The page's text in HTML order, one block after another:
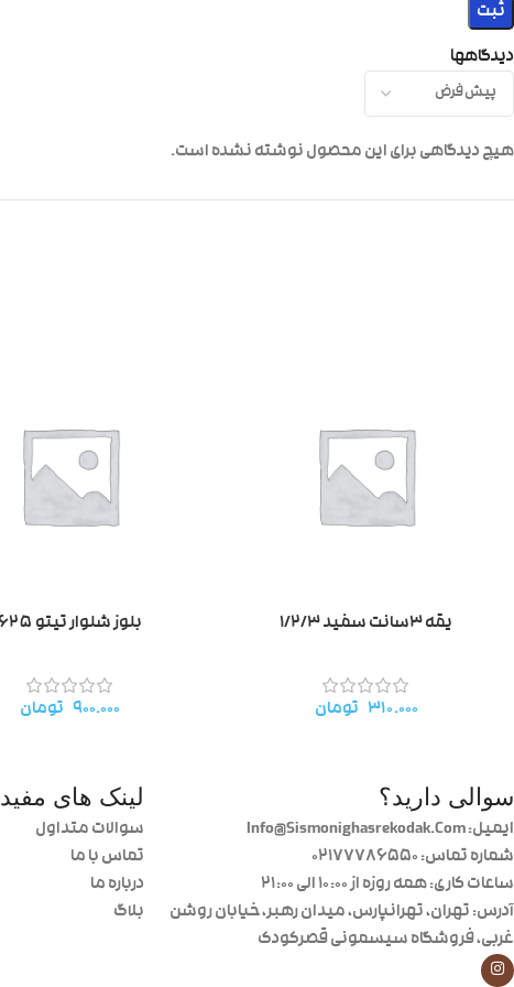
دیدگاهها
هیچ دیدگاهی برای این محصول نوشته نشده است.
یقه ۳سانت سفید ۱/۲/۳
۳۱۰.۰۰۰ تومان
بلوز شلوار تیتو ۶۲۵
۹۰۰.۰۰۰ تومان
سوالی دارید؟
ایمیل: Info@Sismonighasrekodak.Com
شماره تماس: 02177786550
ساعات کاری: همه روزه از ۱۰:۰۰ الی ۲۱:۰۰
آدرس: تهران، تهرانپارس، میدان رهبر، خیابان روشن
غربی، فروشگاه سیسمونی قصرکودک
لینک های مفید
سوالات متداول
تماس با ما
درباره ما
بلاگ